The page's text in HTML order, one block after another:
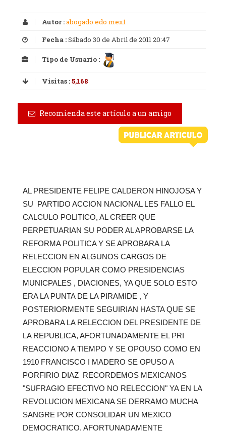
Autor :abogado edo mex1
Fecha :Sábado 30 de Abril de 2011 20:47
Tipo de Usuario :
Visitas :5,168
Recomienda este artículo a un amigo
AL PRESIDENTE FELIPE CALDERON HINOJOSA Y
SU PARTIDO ACCION NACIONAL LES FALLO EL
CALCULO POLITICO, AL CREER QUE
PERPETUARIAN SU PODER AL APROBARSE LA
REFORMA POLITICA Y SE APROBARA LA
RELECCION EN ALGUNOS CARGOS DE
ELECCION POPULAR COMO PRESIDENCIAS
MUNICPALES , DIACIONES, YA QUE SOLO ESTO
ERA LA PUNTA DE LA PIRAMIDE , Y
POSTERIORMENTE SEGUIRIAN HASTA QUE SE
APROBARA LA RELECCION DEL PRESIDENTE DE
LA REPUBLICA, AFORTUNADAMENTE EL PRI
REACCIONO A TIEMPO Y SE OPOUSO COMO EN
1910 FRANCISCO I MADERO SE OPUSO A
PORFIRIO DIAZ RECORDEMOS MEXICANOS
"SUFRAGIO EFECTIVO NO RELECCION" YA EN LA
REVOLUCION MEXICANA SE DERRAMO MUCHA
SANGRE POR CONSOLIDAR UN MEXICO
DEMOCRATICO, AFORTUNADAMENTE